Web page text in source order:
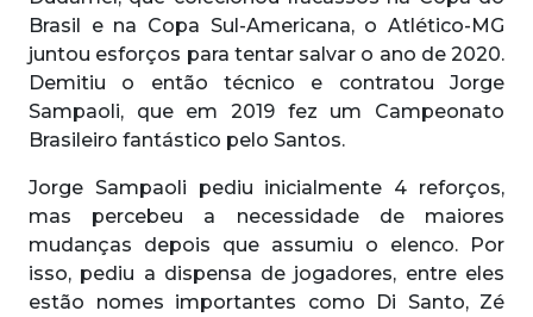
Brasil e na Copa Sul-Americana, o Atlético-MG
juntou esforços para tentar salvar o ano de 2020.
Demitiu o então técnico e contratou Jorge
Sampaoli, que em 2019 fez um Campeonato
Brasileiro fantástico pelo Santos.
Jorge Sampaoli pediu inicialmente 4 reforços,
mas percebeu a necessidade de maiores
mudanças depois que assumiu o elenco. Por
isso, pediu a dispensa de jogadores, entre eles
estão nomes importantes como Di Santo, Zé